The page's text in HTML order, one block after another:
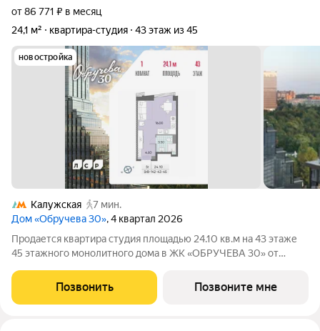
от 86 771 ₽ в месяц
24,1 м²
квартира-студия 43 этаж из 45
новостройка
Калужская
7 мин.
Дом «Обручева 30», 4 квартал 2026
Продается квартира студия площадью 24.10 кв.м на 43 этаже
45 этажного монолитного дома в ЖК «ОБРУЧЕВА 30» от
районе ЮЗАО и шаговой доступности от станции метро
«Калужская». Два корпуса
Позвонить Позвоните мне